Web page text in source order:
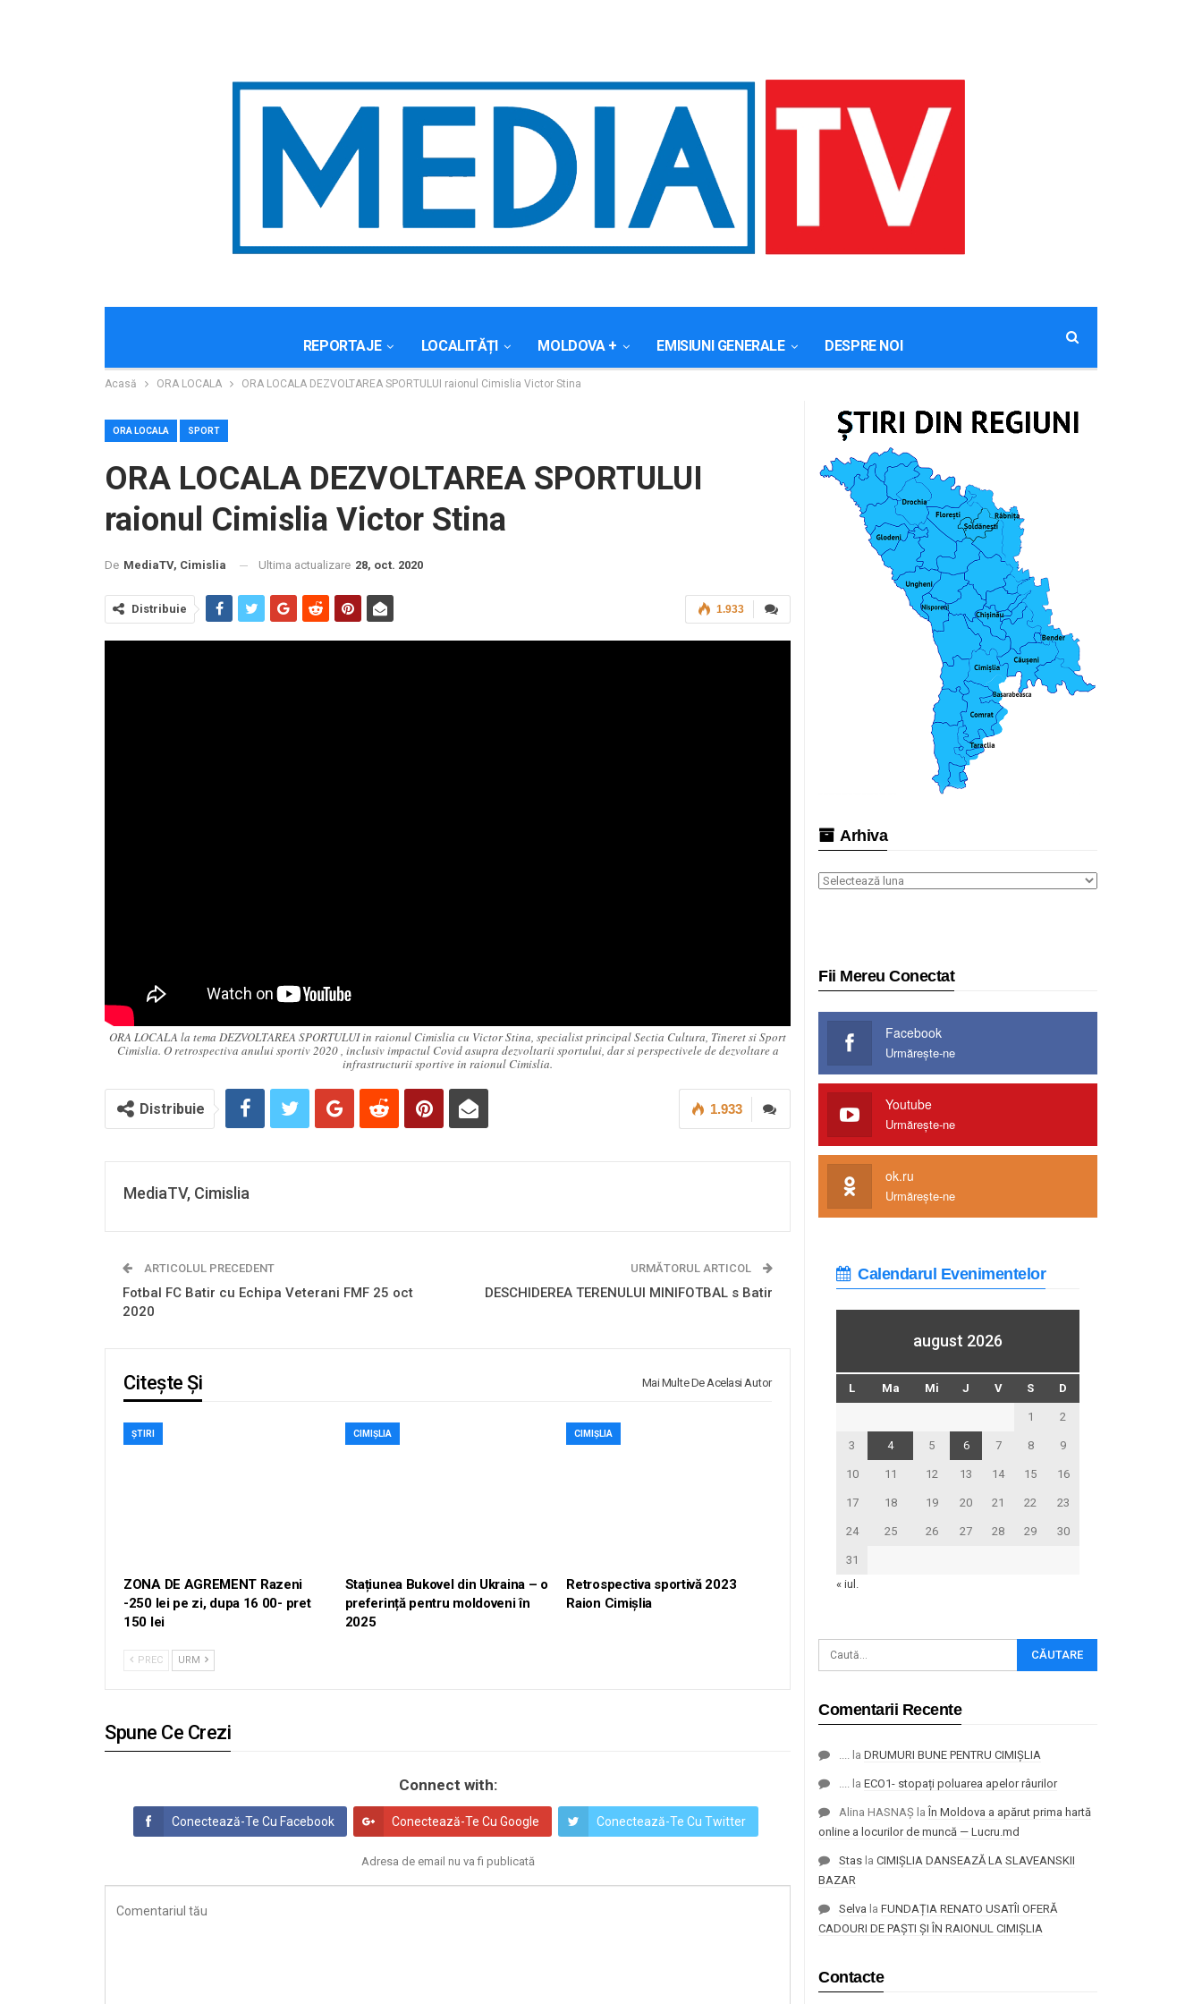
REPORTAJE LOCALITĂȚI MOLDOVA + EMISIUNI GENERALE DESPRE NOI
Acasă ORA LOCALA ORA LOCALA DEZVOLTAREA SPORTULUI raionul Cimislia Victor Stina
ORA LOCALA SPORT
ORA LOCALA DEZVOLTAREA SPORTULUI
raionul Cimislia Victor Stina
De MediaTV, Cimislia Ultima actualizare 28, oct. 2020
1.933
Distribuie
ORA LOCALA la tema DEZVOLTAREA SPORTULUI in raionul Cimislia cu Victor Stina, specialist principal Sectia Cultura, Tineret si Sport
Cimislia. O retrospectiva anului sportiv 2020 , inclusiv impactul Covid asupra dezvoltarii sportului, dar si perspectivele de dezvoltare a
infrastructurii sportive in raionul Cimislia.
1.933
Distribuie
MediaTV, Cimislia
ARTICOLUL PRECEDENT
Fotbal FC Batir cu Echipa Veterani FMF 25 oct
2020
URMĂTORUL ARTICOL
DESCHIDEREA TERENULUI MINIFOTBAL s Batir
Citește Și Mai Multe De Acelasi Autor
ȘTIRI
ZONA DE AGREMENT Razeni
-250 lei pe zi, dupa 16 00- pret
150 lei
CIMIȘLIA
Stațiunea Bukovel din Ukraina – o
preferință pentru moldoveni în
2025
CIMIȘLIA
Retrospectiva sportivă 2023
Raion Cimișlia
PREC URM
Spune Ce Crezi
Connect with:
Conectează-Te Cu Facebook Conectează-Te Cu Google Conectează-Te Cu Twitter
Adresa de email nu va fi publicată
Arhiva
Arhiva
Fii Mereu Conectat
Facebook
Urmărește-ne
Youtube
Urmărește-ne
ok.ru
Urmărește-ne
Calendarul Evenimentelor
august 2026
L Ma Mi J V S D
1 2
3 4 5 6 7 8 9
10 11 12 13 14 15 16
17 18 19 20 21 22 23
24 25 26 27 28 29 30
31
« iul.
Comentarii Recente
la DRUMURI BUNE PENTRU CIMIȘLIA
la ECO1- stopați poluarea apelor râurilor
Alina HASNAȘ la În Moldova a apărut prima hartă
online a locurilor de muncă — Lucru.md
Stas la CIMIȘLIA DANSEAZĂ LA SLAVEANSKII
BAZAR
Selva la FUNDAȚIA RENATO USATÎI OFERĂ
CADOURI DE PAȘTI ȘI ÎN RAIONUL CIMIȘLIA
Contacte